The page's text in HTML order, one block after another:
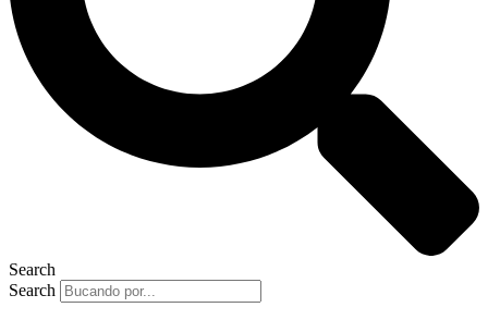
Search
Search